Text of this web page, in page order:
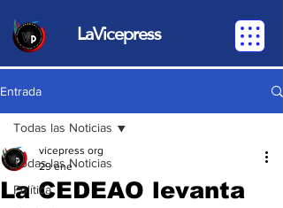
LaVicepress
Entrada
Todas las Noticias
Política
Todas las Noticias
La CEDEAO levanta
vicepress org
29 ene